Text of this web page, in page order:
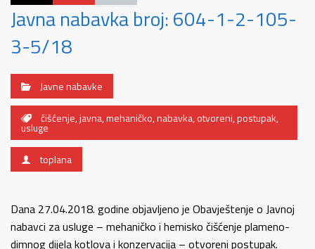
Javna nabavka broj: 604-1-2-105-
3-5/18
Javne nabavke
čišćenje,javna,mehaničko,nabavka,otvoreni,postupak,
usluge
toplana
Dana 27.04.2018. godine objavljeno je Obavještenje o Javnoj
nabavci za usluge – mehaničko i hemisko čišćenje plameno-
dimnog dijela kotlova i konzervacija – otvoreni postupak.